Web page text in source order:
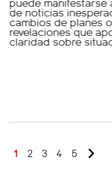
1 2 3 4 5